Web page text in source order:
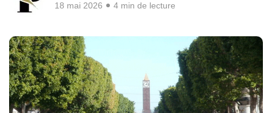
18 mai 2026 4 min de lecture